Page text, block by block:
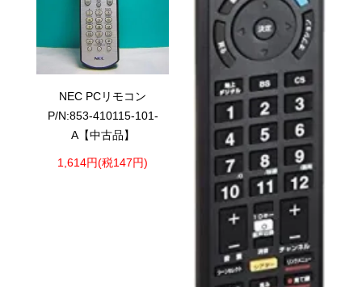
NEC PCリモコン
P/N:853-410115-101-
A【中古品】
1,614円(税147円)